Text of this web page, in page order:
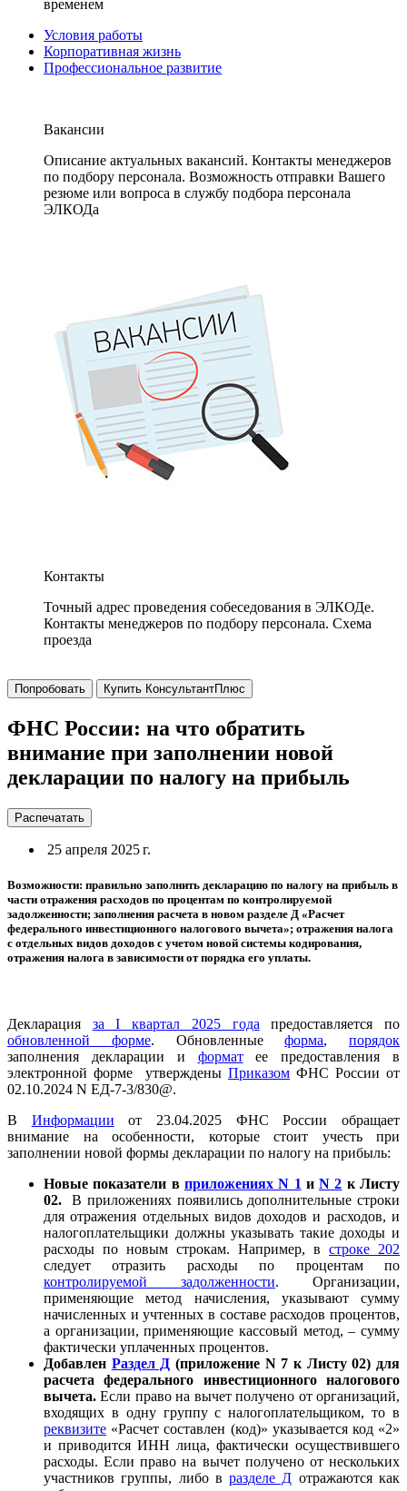
временем
Условия работы
Корпоративная жизнь
Профессиональное развитие
Вакансии
Описание актуальных вакансий. Контакты менеджеров
по подбору персонала. Возможность отправки Вашего
резюме или вопроса в службу подбора персонала
ЭЛКОДа
Контакты
Точный адрес проведения собеседования в ЭЛКОДе.
Контакты менеджеров по подбору персонала. Схема
проезда
Попробовать Купить КонсультантПлюс
ФНС России: на что обратить
внимание при заполнении новой
декларации по налогу на прибыль
Распечатать
25 апреля 2025 г.
Возможности: правильно заполнить декларацию по налогу на прибыль в
части отражения расходов по процентам по контролируемой
задолженности; заполнения расчета в новом разделе Д «Расчет
федерального инвестиционного налогового вычета»; отражения налога
с отдельных видов доходов с учетом новой системы кодирования,
отражения налога в зависимости от порядка его уплаты.
Декларация за I квартал 2025 года предоставляется по
обновленной форме. Обновленныеформа, порядок
заполнения декларации и форматее предоставления в
электронной форме утверждены Приказом ФНС России от
02.10.2024 N ЕД-7-3/830@.
В Информации от 23.04.2025 ФНС России обращает
внимание на особенности, которые стоит учесть при
заполнении новой формы декларации по налогу на прибыль:
Новые показатели в приложениях N 1 иN 2 к Листу
02. В приложениях появились дополнительные строки
для отражения отдельных видов доходов и расходов, и
налогоплательщики должны указывать такие доходы и
расходы по новым строкам. Например, в строке 202
следует отразить расходы по процентам по
контролируемой задолженности. Организации,
применяющие метод начисления, указывают сумму
начисленных и учтенных в составе расходов процентов,
а организации, применяющие кассовый метод, – сумму
фактически уплаченных процентов.
Добавлен Раздел Д (приложение N 7 к Листу 02) для
расчета федерального инвестиционного налогового
вычета.Если право на вычет получено от организаций,
входящих в одну группу с налогоплательщиком, то в
реквизите «Расчет составлен (код)» указывается код «2»
и приводится ИНН лица, фактически осуществившего
расходы. Если право на вычет получено от нескольких
участников группы, либо вразделе Д отражаются как